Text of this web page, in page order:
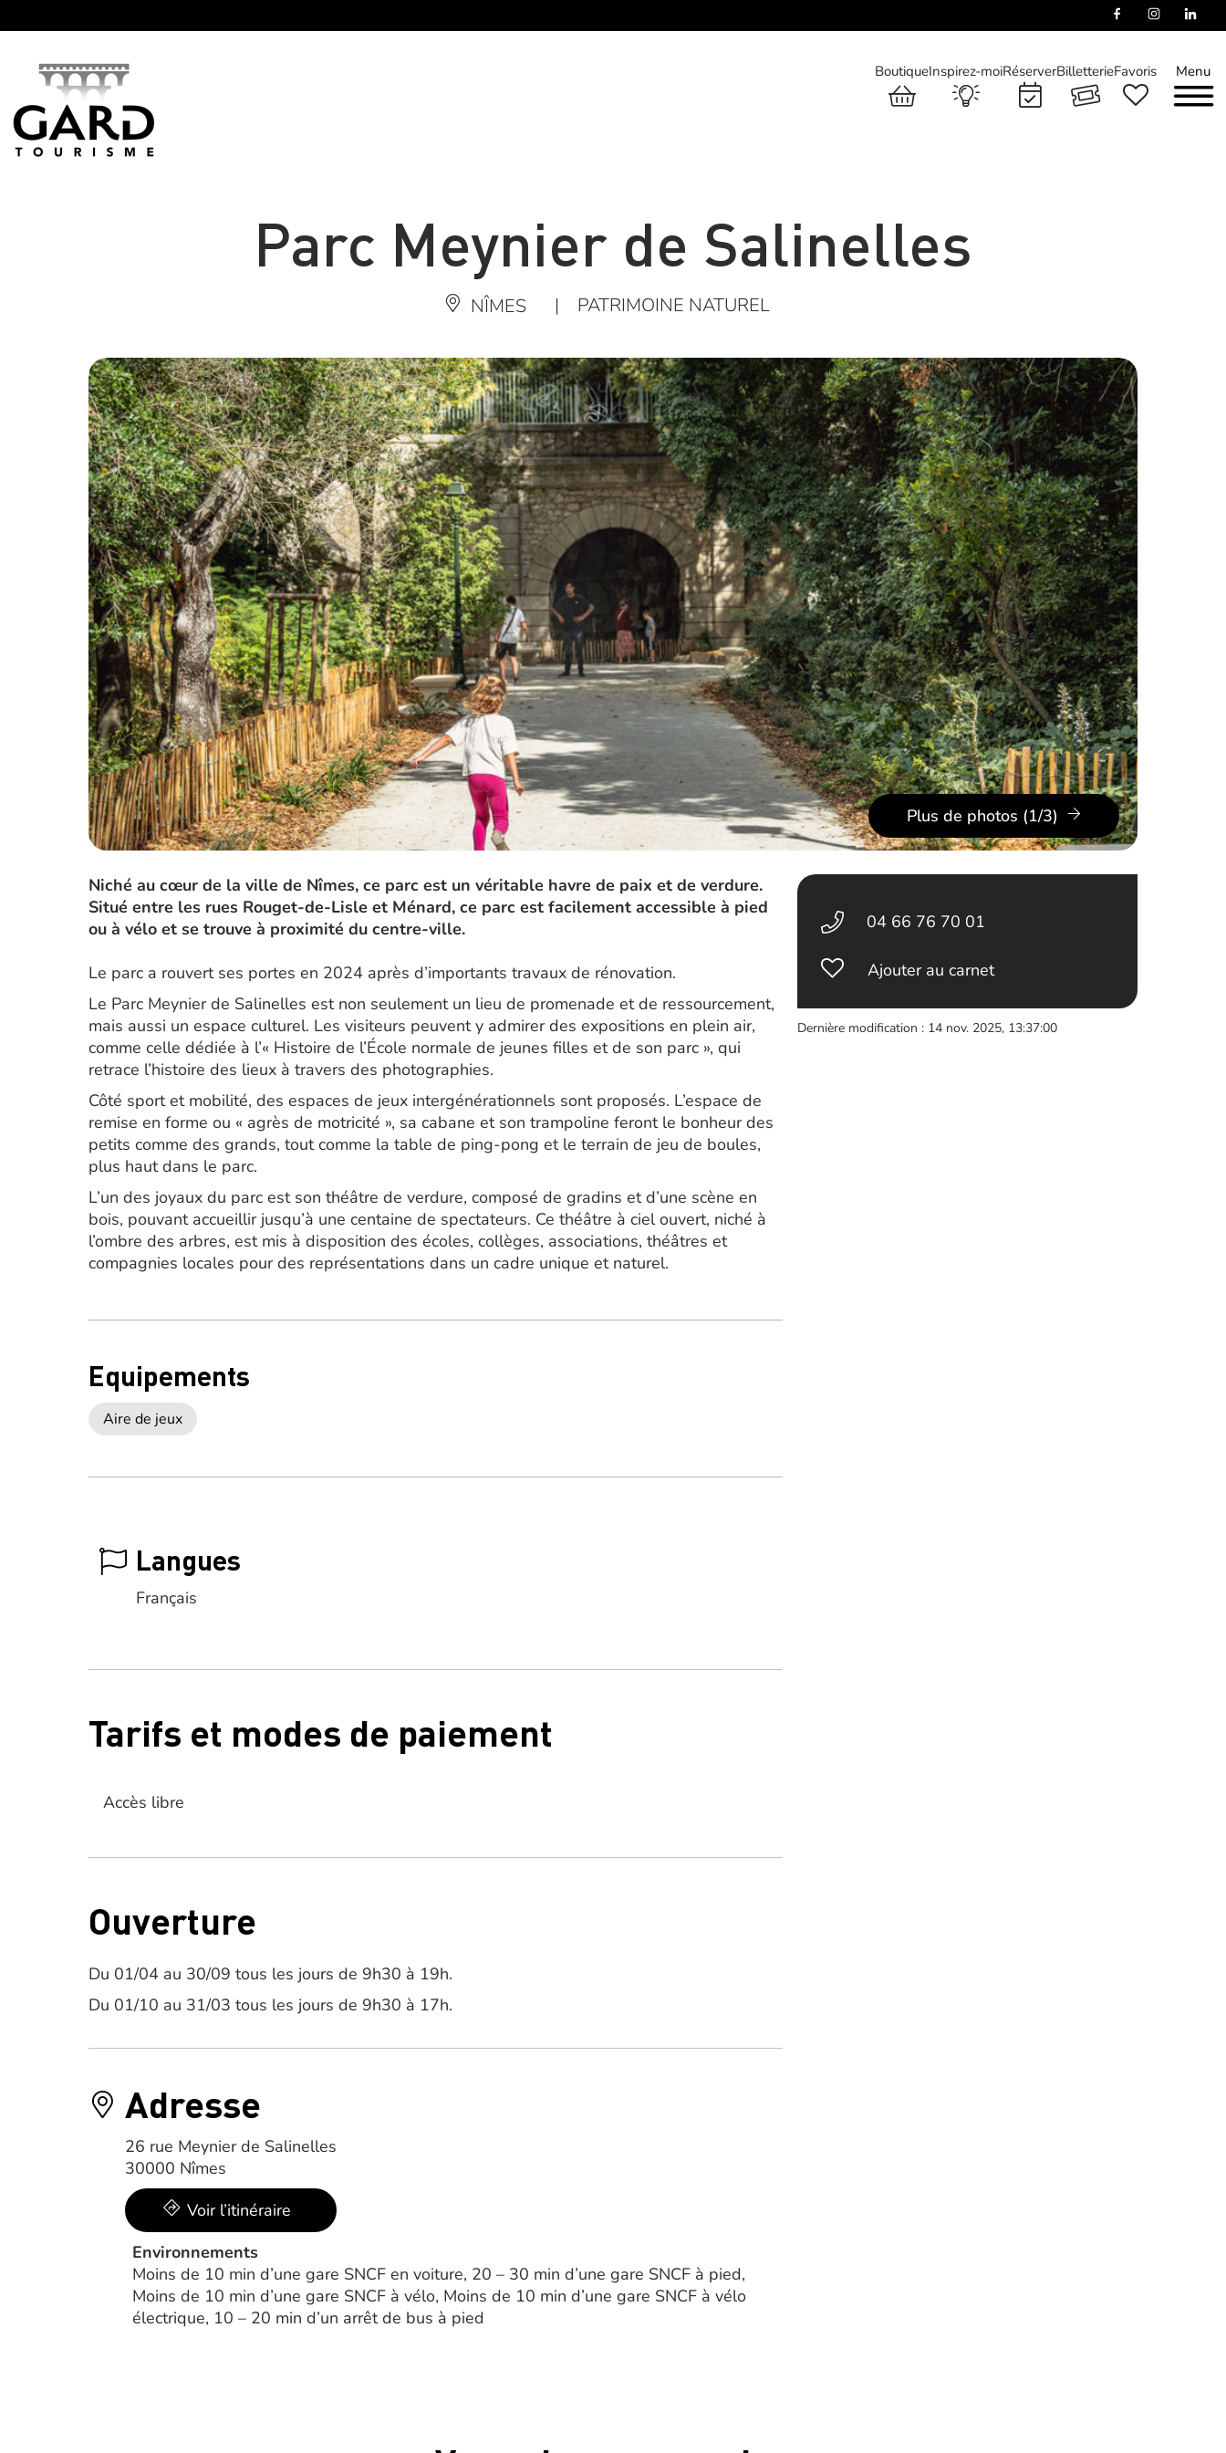
Menu
BoutiqueInspirez-moiRéserverBilletterieFavoris
Parc Meynier de Salinelles
NÎMES | PATRIMOINE NATUREL
Plus de photos (1/3)
Niché au cœur de la ville de Nîmes, ce parc est un véritable havre de paix et de verdure.
Situé entre les rues Rouget-de-Lisle et Ménard, ce parc est facilement accessible à pied
ou à vélo et se trouve à proximité du centre-ville.
Le parc a rouvert ses portes en 2024 après d’importants travaux de rénovation.
Le Parc Meynier de Salinelles est non seulement un lieu de promenade et de ressourcement,
mais aussi un espace culturel. Les visiteurs peuvent y admirer des expositions en plein air,
comme celle dédiée à l’« Histoire de l’École normale de jeunes filles et de son parc », qui
retrace l’histoire des lieux à travers des photographies.
Côté sport et mobilité, des espaces de jeux intergénérationnels sont proposés. L’espace de
remise en forme ou « agrès de motricité », sa cabane et son trampoline feront le bonheur des
petits comme des grands, tout comme la table de ping-pong et le terrain de jeu de boules,
plus haut dans le parc.
L’un des joyaux du parc est son théâtre de verdure, composé de gradins et d’une scène en
bois, pouvant accueillir jusqu’à une centaine de spectateurs. Ce théâtre à ciel ouvert, niché à
l’ombre des arbres, est mis à disposition des écoles, collèges, associations, théâtres et
compagnies locales pour des représentations dans un cadre unique et naturel.
Equipements
Aire de jeux
Langues
Français
Tarifs et modes de paiement
Accès libre
Ouverture
Du 01/04 au 30/09 tous les jours de 9h30 à 19h.
Du 01/10 au 31/03 tous les jours de 9h30 à 17h.
Adresse
26 rue Meynier de Salinelles
30000 Nîmes
Voir l’itinéraire
Environnements
Moins de 10 min d’une gare SNCF en voiture, 20 – 30 min d’une gare SNCF à pied,
Moins de 10 min d’une gare SNCF à vélo, Moins de 10 min d’une gare SNCF à vélo
électrique, 10 – 20 min d’un arrêt de bus à pied
04 66 76 70 01
Ajouter au carnet
Dernière modification : 14 nov. 2025, 13:37:00